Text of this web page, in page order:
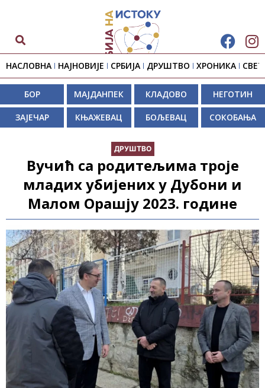
НАСЛОВНА НАЈНОВИЈЕ СРБИЈА ДРУШТВО ХРОНИКА СВЕТ
БОР МАЈДАНПЕК КЛАДОВО НЕГОТИН
ЗАЈЕЧАР КЊАЖЕВАЦ БОЉЕВАЦ СОКОБАЊА
ДРУШТВО
Вучић са родитељима троје
младих убијених у Дубони и
Малом Орашју 2023. године